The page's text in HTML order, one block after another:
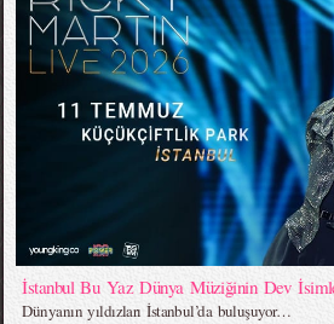
İstanbul Bu Yaz Dünya Müziğinin Dev
Dünyanın yıldızları İstanbul’da buluşuyor…